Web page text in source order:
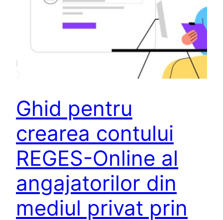
Ghid pentru
crearea contului
REGES-Online al
angajatorilor din
mediul privat prin